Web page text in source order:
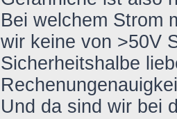
Bei welchem Strom
wir keine von >50V
Sicherheitshalbe
Und da sind wir bei